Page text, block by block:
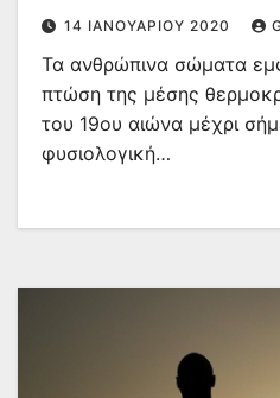
14 ΙΑΝΟΥΑΡΊΟΥ 2020
Τα ανθρώπινα σώματα
πτώση της μέσης
του 19ου αιώνα μέχρι
φυσιολογική…